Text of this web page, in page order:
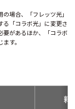
場合、「フレッツ光」
る「コラボ光」に変更さ
要があるほか、「コラボ
す。
料